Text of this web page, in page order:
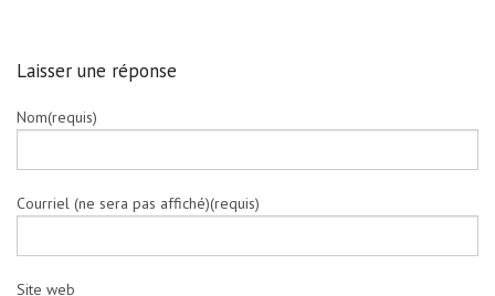
Laisser une réponse
Nom(requis)
Courriel (ne sera pas affiché)(requis)
Site web